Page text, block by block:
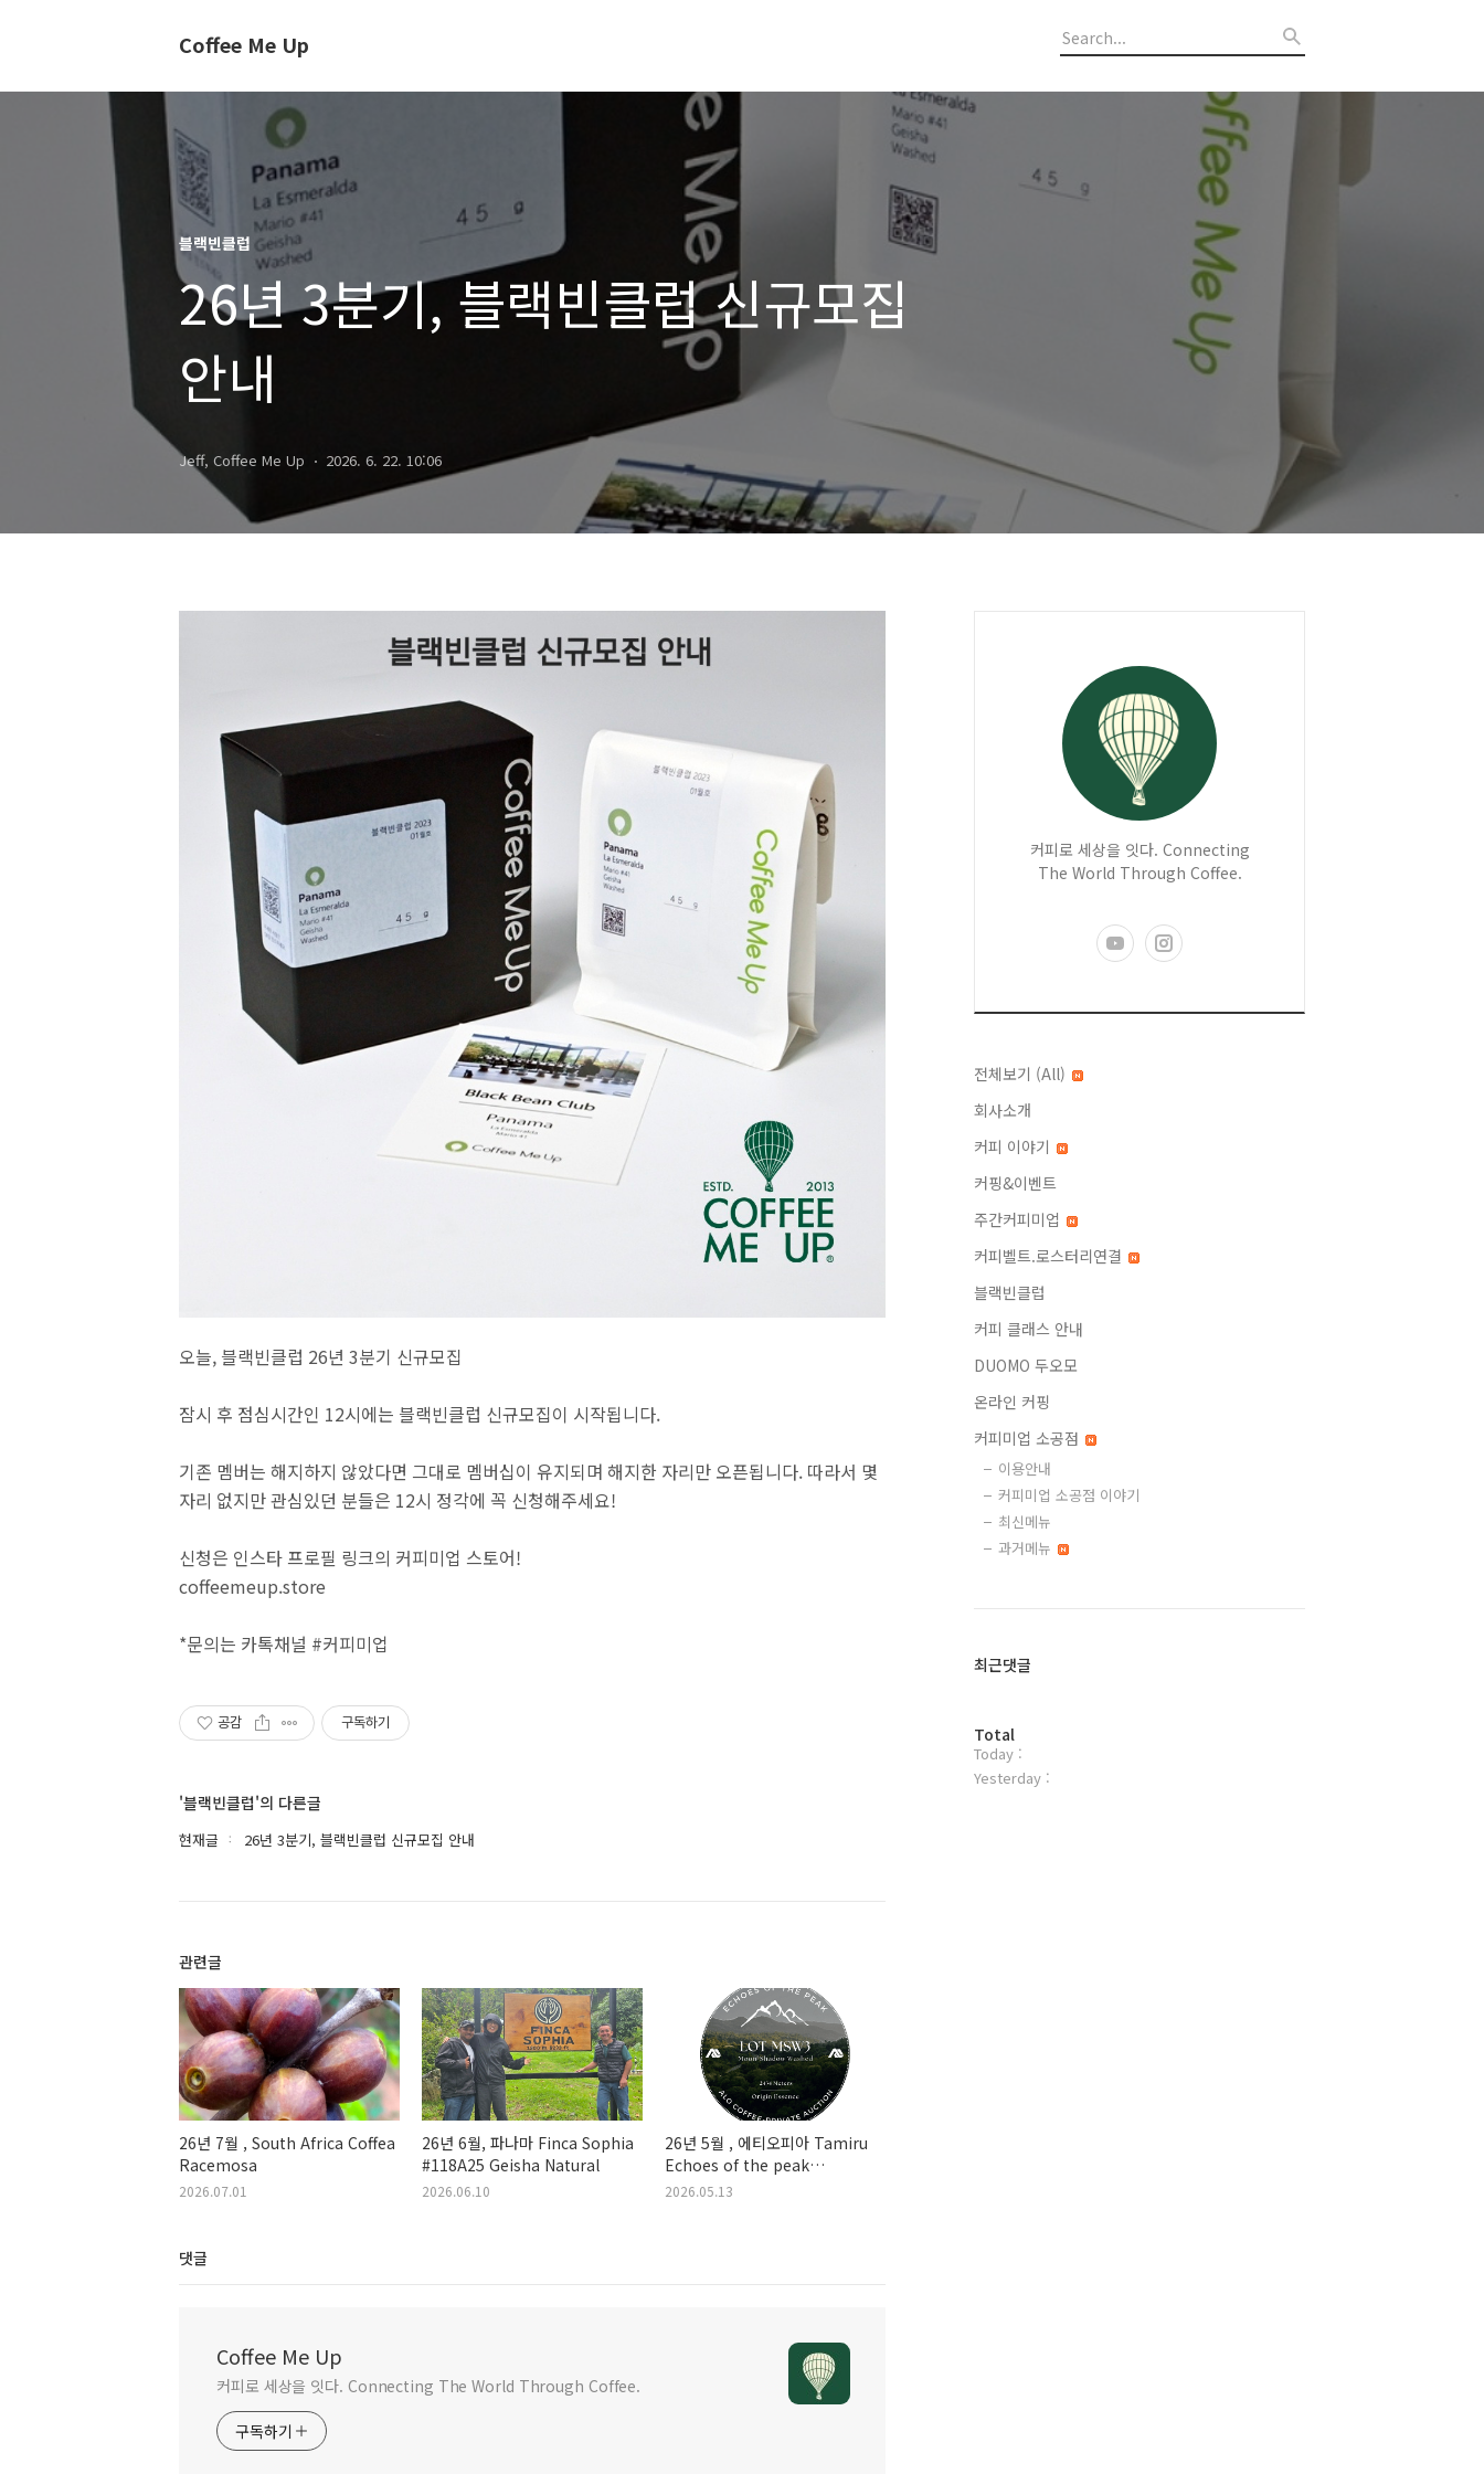
Coffee Me Up
블랙빈클럽
26년 3분기, 블랙빈클럽 신규모집
안내
Jeff, Coffee Me Up 2026. 6. 22. 10:06
오늘, 블랙빈클럽 26년 3분기 신규모집
잠시 후 점심시간인 12시에는 블랙빈클럽 신규모집이 시작됩니다.
기존 멤버는 해지하지 않았다면 그대로 멤버십이 유지되며 해지한 자리만 오픈됩니다. 따라서 몇
자리 없지만 관심있던 분들은 12시 정각에 꼭 신청해주세요!
신청은 인스타 프로필 링크의 커피미업 스토어!
coffeemeup.store
*문의는 카톡채널 #커피미업
공감 구독하기
'블랙빈클럽'의 다른글
현재글 26년 3분기, 블랙빈클럽 신규모집 안내
관련글
26년 7월 , South Africa Coffea
Racemosa
2026.07.01
26년 6월, 파나마 Finca Sophia
#118A25 Geisha Natural
2026.06.10
26년 5월 , 에티오피아 Tamiru
Echoes of the peak
AuctionLot-MSW374158Moon
2026.05.13
댓글
Coffee Me Up
커피로 세상을 잇다. Connecting The World Through Coffee.
구독하기
커피로 세상을 잇다. Connecting
The World Through Coffee.
전체보기 (All)
회사소개
커피 이야기
커핑&이벤트
주간커피미업
커피벨트.로스터리연결
블랙빈클럽
커피 클래스 안내
DUOMO 두오모
온라인 커핑
커피미업 소공점
이용안내
커피미업 소공점 이야기
최신메뉴
과거메뉴
최근댓글
방
문
자
Total
Today :
Yesterday :